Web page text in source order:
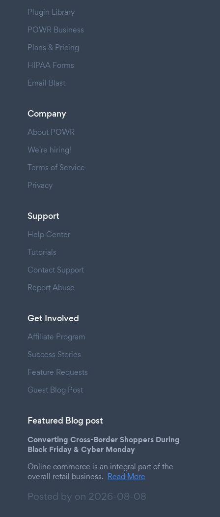
Plugin Library
POWR Business
Plans & Pricing
HIPAA Forms
Email Blast
Company
About POWR
We're hiring!
Terms of Service
Privacy
Support
Help Center
Tutorials
Contact Support
Report Abuse
Get Involved
Affiliate Program
Success Stories
Feature Requests
Guest Blog Post
Featured Blog post
Converting Cross-Border Shoppers During
Black Friday & Cyber Monday
Online commerce is an integral part of the
overall retail business. Read More
Posted by on 2026-08-08